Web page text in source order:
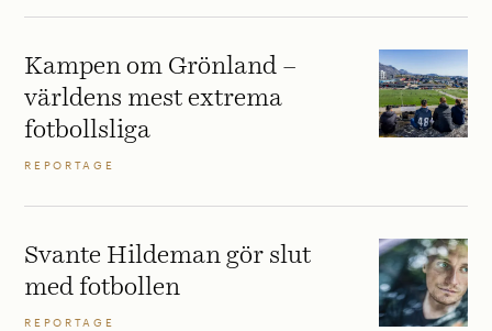
Kampen om Grönland –
världens mest extrema
fotbollsliga
REPORTAGE
Svante Hildeman gör slut
med fotbollen
REPORTAGE